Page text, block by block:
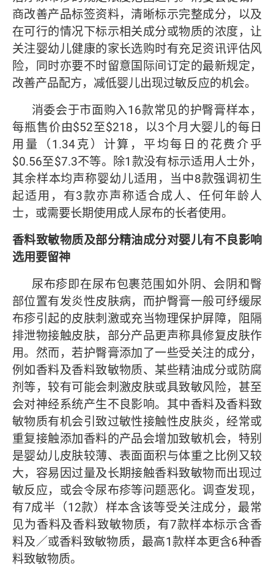
商改善产品标签资料，清晰标示完整成分，以及
在可行的情况下标示相关成分或物质的浓度，让
关注婴幼儿健康的家长选购时有充足资讯评估风
险，同时亦要不时留意国际间订定的最新规定，
改善产品配方，减低婴儿出现过敏反应的机会。
消委会于市面购入16款常见的护臀膏样本，
每瓶售价由$52至$218，以3个月大婴儿的每日
用量（1.34克）计算，平均每日的花费介乎
$0.56至$7.3不等。除1款没有标示适用人士外，
其余样本均声称婴幼儿适用，当中8款强调初生
起适用，有3款亦声称适合成人、任何年龄人
士，或需要长期使用成人尿布的长者使用。
香料致敏物质及部分精油成分对婴儿有不良影响
选用要留神
尿布疹即在尿布包裹范围如外阴、会阴和臀
部位置有发炎性皮肤病，而护臀膏一般可纾缓尿
布疹引起的皮肤刺激或充当物理保护屏障，阻隔
排泄物接触皮肤，部分产品更声称具修复皮肤作
用。然而，若护臀膏添加了一些受关注的成分，
例如香料及香料致敏物质、某些精油成分或防腐
剂等，较有可能会刺激皮肤或具致敏风险，甚至
会对神经系统产生不良影响。其中香料及香料致
敏物质有机会引致过敏性接触性皮肤炎，经常或
重复接触添加香料的产品会增加致敏机会，特别
是婴幼儿皮肤较薄、表面面积与体重之比例又较
大，容易因过量及长期接触香料致敏物而出现过
敏反应，或会令尿布疹等问题恶化。调查发现，
有7成半（12款）样本含该等受关注成分，最常
见为香料及香料致敏物质，有7款样本标示含香
料及／或香料致敏物质，最高1款样本更含6种香
料致敏物质。